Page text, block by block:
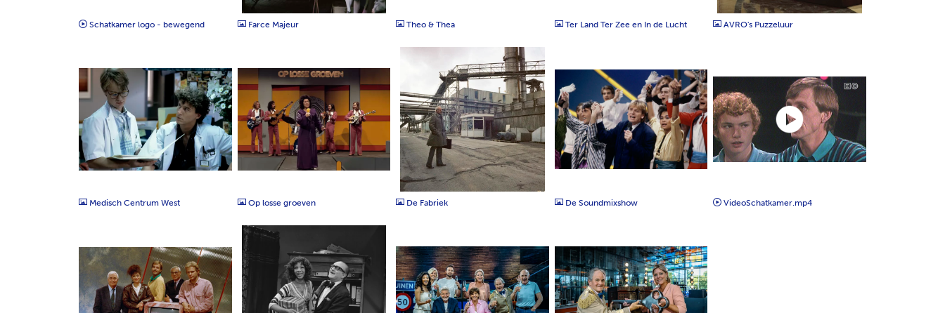
Schatkamer logo - bewegend Farce Majeur Theo & Thea Ter Land Ter Zee en In de Lucht AVRO's Puzzeluur
TIFF
Medisch Centrum West
TIFF
Op losse groeven
JPG
De Fabriek De Soundmixshow VideoSchatkamer.mp4